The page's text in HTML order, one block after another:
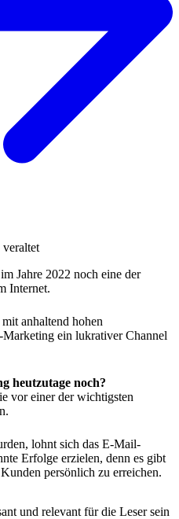
veraltet
Jahre 2022 noch eine der
Internet.
anhaltend hohen
ein lukrativer Channel
heutzutage noch?
vor einer der wichtigsten
lohnt sich das E-Mail-
Erfolge erzielen, denn es gibt
persönlich zu erreichen.
und relevant für die Leser sein